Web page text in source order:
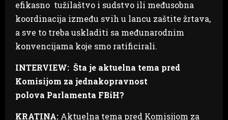
efikasno tužilaštvo i sudstvo ili međusobna
koordinacija između svih u lancu zaštite žrtava,
a sve to treba uskladiti sa međunarodnim
konvencijama koje smo ratificirali.
INTERVIEW: Šta je aktuelna tema pred
Komisijom za jednakopravnost
polova Parlamenta FBiH?
KRATINA: Aktuelna tema pred Komisijom za